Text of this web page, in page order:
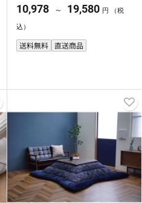
直送・代引不可】
10,978 ～ 19,580 円 （税
込）
送料無料 直送商品